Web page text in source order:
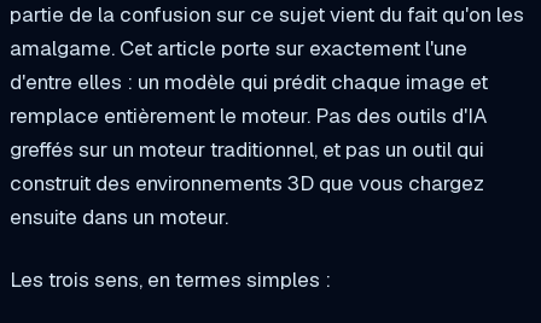
partie de la confusion sur ce sujet vient du fait qu'on les
amalgame. Cet article porte sur exactement l'une
d'entre elles : un modèle qui prédit chaque image et
remplace entièrement le moteur. Pas des outils d'IA
greffés sur un moteur traditionnel, et pas un outil qui
construit des environnements 3D que vous chargez
ensuite dans un moteur.
Les trois sens, en termes simples :